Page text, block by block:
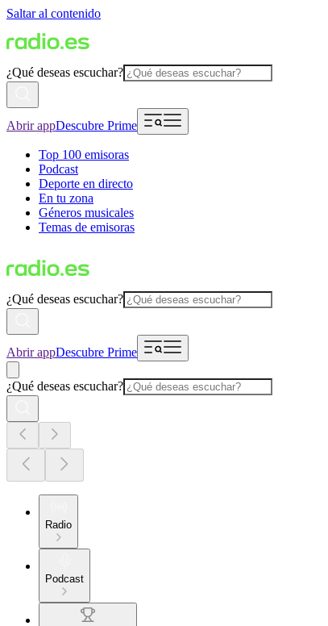
Saltar al contenido
¿Qué deseas escuchar?
Abrir appDescubre Prime
Top 100 emisoras
Podcast
Deporte en directo
En tu zona
Géneros musicales
Temas de emisoras
¿Qué deseas escuchar?
Abrir appDescubre Prime
¿Qué deseas escuchar?
Radio
Podcast